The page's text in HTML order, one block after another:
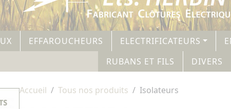
EFFAROUCHEURS ELECTRIFICATEURS
RUBANS ET FILS
DIVERS
Accueil Tous nos produits Isolateurs